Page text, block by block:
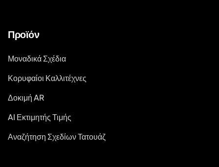
Προϊόν
Μοναδικά Σχέδια
Κορυφαίοι Καλλιτέχνες
Δοκιμή AR
AI Εκτιμητής Τιμής
Αναζήτηση Σχεδίων Τατουάζ